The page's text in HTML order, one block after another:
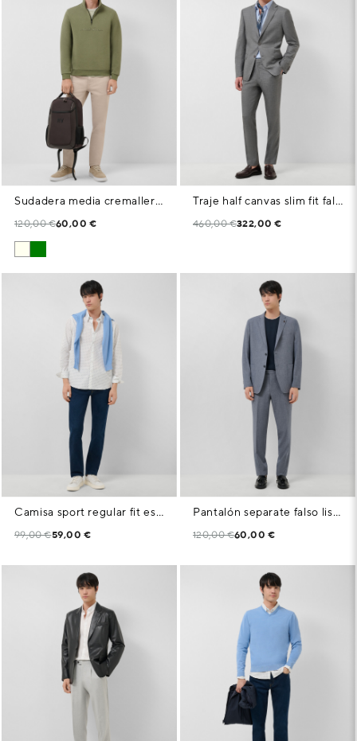
Sudadera media cremallera caqui logo pecho
120,00 €60,00 €
Traje half canvas slim fit falso liso gris oscuro
460,00 €322,00 €
Camisa sport regular fit estampado geométrico azules
99,00 €59,00 €
Pantalón separate falso liso azul tinta
120,00 €60,00 €